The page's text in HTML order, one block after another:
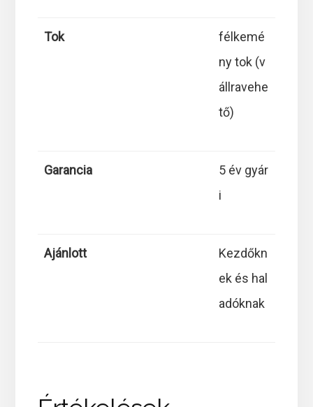
Tok
félkemé
ny tok (v
állravehe
tő)
Garancia
5 év gyár
i
Ajánlott
Kezdőkn
ek és hal
adóknak